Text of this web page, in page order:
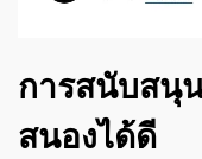
การสนับสนุ
สนองได้ดี